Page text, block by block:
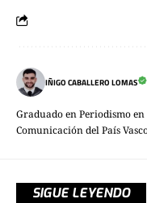
IÑIGO CABALLERO LOMAS
Graduado en Periodismo
Comunicación del País
SIGUE LEYENDO